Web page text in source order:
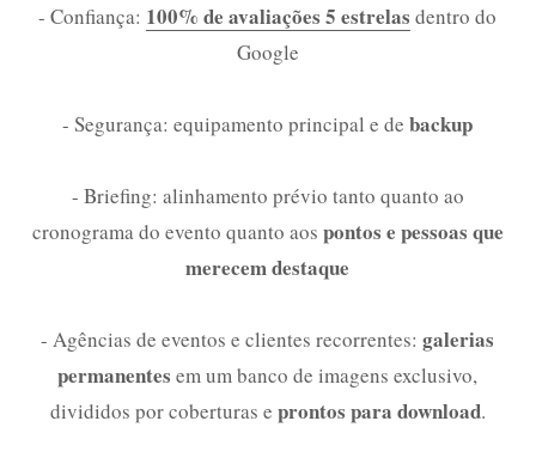
- Confiança: 100% de avaliações 5 estrelas dentro do
Google
- Segurança: equipamento principal e de backup
- Briefing: alinhamento prévio tanto quanto ao
cronograma do evento quanto aos pontos e pessoas que
merecem destaque
- Agências de eventos e clientes recorrentes:galerias
permanentes em um banco de imagens exclusivo,
divididos por coberturas e prontos para download.